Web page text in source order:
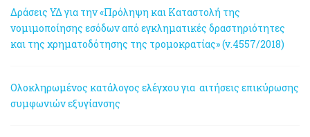
Δράσεις ΥΔ για την «Πρόληψη και Καταστολή της
νομιμοποίησης εσόδων από εγκληματικές δραστηριότητες
και της χρηματοδότησης της τρομοκρατίας» (ν.4557/2018)
Ολοκληρωμένος κατάλογος ελέγχου για αιτήσεις επικύρωσης
συμφωνιών εξυγίανσης